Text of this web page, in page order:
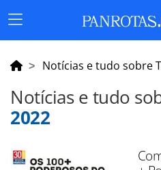
Menu
Principal
Notícias e tudo sobre
Notícias e tudo
2022